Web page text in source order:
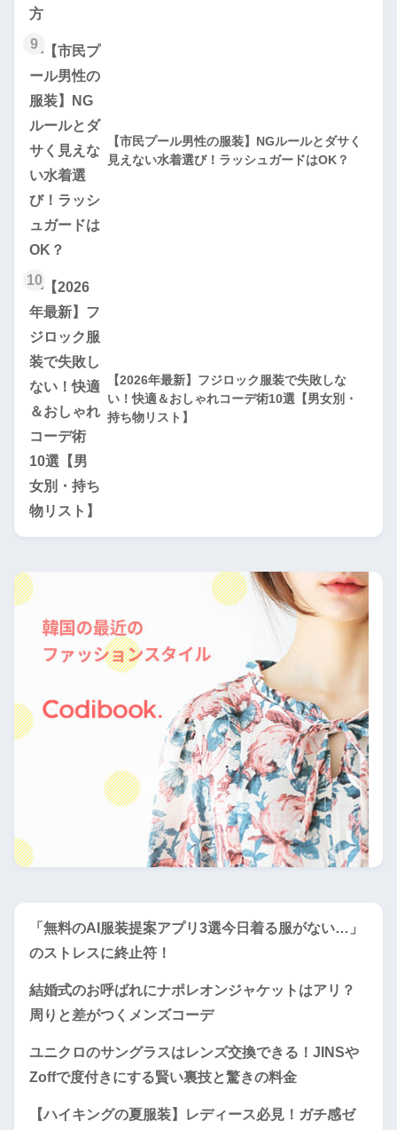
9
【市民プール男性の服装】NGルールとダサく
見えない水着選び！ラッシュガードはOK？
10
【2026年最新】フジロック服装で失敗しな
い！快適＆おしゃれコーデ術10選【男女別・
持ち物リスト】
「無料のAI服装提案アプリ3選今日着る服がない…」
のストレスに終止符！
結婚式のお呼ばれにナポレオンジャケットはアリ？
周りと差がつくメンズコーデ
ユニクロのサングラスはレンズ交換できる！JINSや
Zoffで度付きにする賢い裏技と驚きの料金
【ハイキングの夏服装】レディース必見！ガチ感ゼ